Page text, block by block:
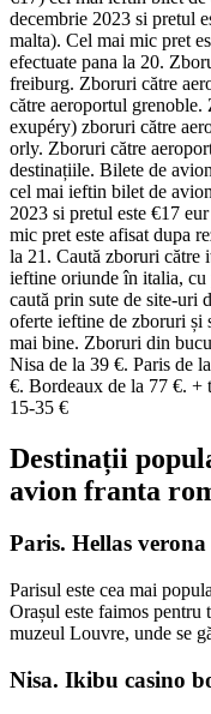
decembrie 2023 si pretul
malta). Cel mai mic pret
efectuate pana la 20.
freiburg. Zboruri către
către aeroportul
exupéry) zboruri către
orly. Zboruri către
destinațiile. Bilete de
cel mai ieftin bilet de
2023 si pretul este €17
mic pret este afisat dupa
la 21. Caută zboruri către
ieftine oriunde în italia,
caută prin sute de site-uri
oferte ieftine de zboruri și
mai bine. Zboruri din
Nisa de la 39 €. Paris de
€. Bordeaux de la 77 €. +
15-35 €
Destinații
avion franta
Paris. Hellas verona
Parisul este cea mai
Orașul este faimos
muzeul Louvre, unde se
Nisa. Ikibu casino